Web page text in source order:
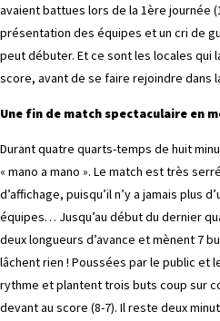
avaient battues lors de la 1ère journée
présentation des équipes et un cri de
peut débuter. Et ce sont les locales qui
score, avant de se faire rejoindre dans
Une fin de match spectaculaire en
Durant quatre quarts-temps de huit
« mano a mano ». Le match est très
d’affichage, puisqu’il n’y a jamais plus
équipes… Jusqu’au début du dernier
deux longueurs d’avance et mènent 7
lâchent rien ! Poussées par le public et
rythme et plantent trois buts coup sur
devant au score (8-7). Il reste deux